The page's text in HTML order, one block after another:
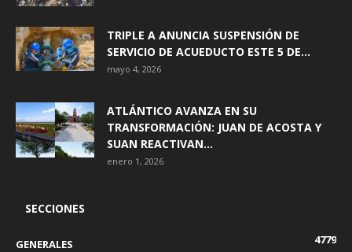
TRIPLE A ANUNCIA SUSPENSIÓN DE
SERVICIO DE ACUEDUCTO ESTE 5 DE...
mayo 4, 2026
ATLÁNTICO AVANZA EN SU
TRANSFORMACIÓN: JUAN DE ACOSTA Y
SUAN REACTIVAN...
enero 1, 2026
SECCIONES
GENERALES
4779